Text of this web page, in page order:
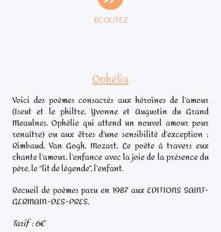
ÉCOUTEZ
Ophélia
Voici des poèmes consacrés aux héroïnes de l’amour
(Iseut et le philtre, Yvonne et Augustin du Grand
Meaulnes, Ophélie qui attend un nouvel amour pour
renaître) ou aux êtres d’une sensibilité d’exception :
Rimbaud, Van Gogh, Mozart, Le poète à travers eux
chante l’amour, l’enfance avec la joie de la présence du
père, le “lit de légende”, l’enfant.
Recueil de poèmes paru en 1987 aux EDITIONS SAINT-
GERMAIN-DES-PRES.
Tarif : 6€